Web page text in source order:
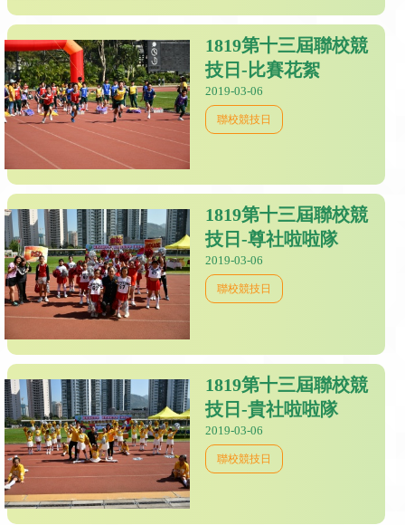
1819第十三屆聯校競
技日-比賽花絮
2019-03-06
聯校競技日
1819第十三屆聯校競
技日-尊社啦啦隊
2019-03-06
聯校競技日
1819第十三屆聯校競
技日-貴社啦啦隊
2019-03-06
聯校競技日